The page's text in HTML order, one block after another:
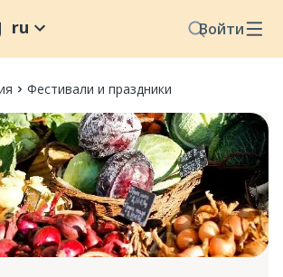
Войти
ru
Фестивали и праздники